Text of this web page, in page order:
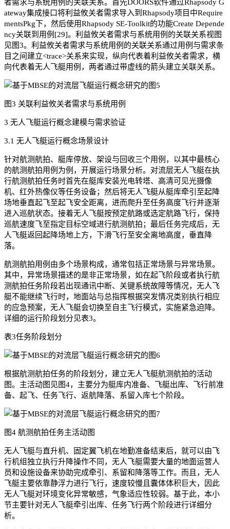
者需求与系统用例的关联关系。首先DOORS软件通过Rhapsody G
ateway集成接口将利益攸关者需求导入到Rhapsody项目中Require
mentsPkg下，然后使用Rhapsody SE-Toolkit的功能Create Depende
ncy关联到用例[29]。利益攸关者需求与系统用例的关联关系视图
见图3。利益攸关者需求与系统用例的关联关系通过用例与需求条
目之间建立<trace>关系来实现，纵向代表着利益攸关者需求，横
向代表着无人飞艇用例，两者通过带虚线的箭头建立关联关系。
图3 关联利益攸关者需求与系统用例
3 无人飞艇运行概念建模与需求验证
3.1 无人飞艇运行概念场景设计
针对航测航拍、艇库停放、架设与回收三个用例，以其中最核心
的航测航拍用例为例，开展运行场景分析。对流层无人飞艇在执
行航测航拍任务时首先在艇库安装光电转塔、高清可见光摄像
机、红外热像仪等任务设备；然后将无人飞艇从艇库牵引至起降
场地垂直起飞至起飞安全距离，进而爬升至任务高度飞行并逐渐
进入巡航状态。接着无人飞艇按预定航路或选定航路飞行，保持
巡航速度飞至指定目标空域进行航测航拍；最后任务完成后，无
人飞艇返回起降场地上方，下滑飞行至安全离地高度，垂直降
落。
航测航拍用例由多个场景构成，通常包括正常场景与异常场景。
其中，异常场景描述的是非正常场景，如在起飞阶段或者执行航
测航拍任务阶段若出现通讯中断、关键系统故障等情况，无人飞
艇不能继续飞行时，地面站与总指挥根据突发情况类别执行相应
的应急预案，无人飞艇会切换至自主飞行模式，实施紧急迫降。
详细的运行阶段划分见表3。
表3任务阶段划分
根据航测航拍任务的阶段划分，建立无人飞艇航测航拍的活动
图。主活动图见图4，主要分为艇库内准备、飞艇出库、飞行前准
备、起飞、任务飞行、返航降落、系留入库七个阶段。
图4 航测航拍任务主活动图
无人飞艇与直升机、固定翼飞机在地勤准备结束后，就可以由飞
行机组独立执行升降操作不同，无人飞艇需要大量的地面运营人
员和设施设备来协助完成牵引、系留和降落等工作。而且，无人
飞艇主要依靠静浮力进行飞行，速度较慢且囊体体积巨大，因此
无人飞艇对环境变化异常敏感，气象适应性较弱。基于此，本小
节主要针对无人飞艇牵引出库、任务飞行两个阶段进行详细分
析。